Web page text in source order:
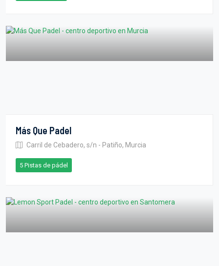
Más Que Padel
Carril de Cebadero, s/n - Patiño, Murcia
5 Pistas de pádel